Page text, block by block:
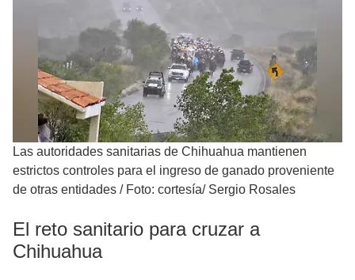
Las autoridades sanitarias de Chihuahua mantienen
estrictos controles para el ingreso de ganado proveniente
de otras entidades / Foto: cortesía/ Sergio Rosales
El reto sanitario para cruzar a
Chihuahua